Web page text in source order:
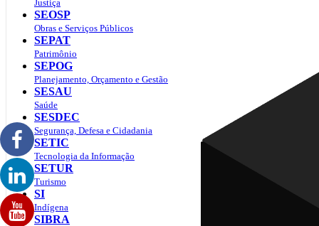
Justiça
SEOSP
Obras e Serviços Públicos
SEPAT
Patrimônio
SEPOG
Planejamento, Orçamento e Gestão
SESAU
Saúde
SESDEC
Segurança, Defesa e Cidadania
SETIC
Tecnologia da Informação
SETUR
Turismo
SI
Indígena
SIBRA